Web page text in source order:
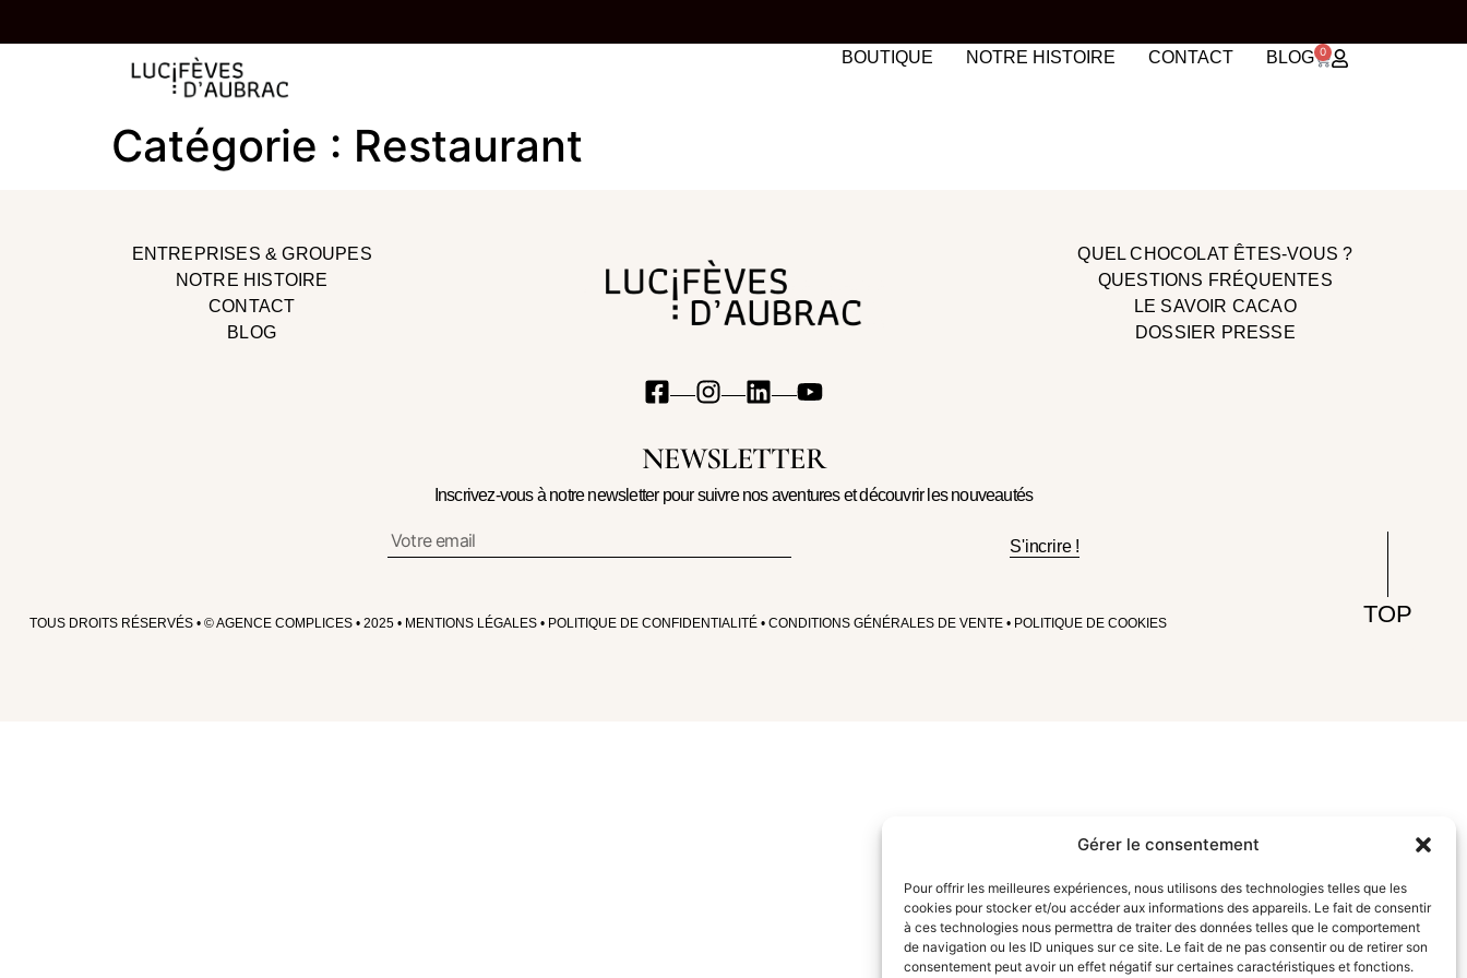
Gérer le consentement
Pour offrir les meilleures expériences, nous utilisons des technologies telles que les
cookies pour stocker et/ou accéder aux informations des appareils. Le fait de consentir
à ces technologies nous permettra de traiter des données telles que le comportement
de navigation ou les ID uniques sur ce site. Le fait de ne pas consentir ou de retirer son
consentement peut avoir un effet négatif sur certaines caractéristiques et fonctions.
TOP
BOUTIQUE NOTRE HISTOIRE CONTACT BLOG 0
Catégorie : Restaurant
ENTREPRISES & GROUPES
NOTRE HISTOIRE
CONTACT
BLOG
QUEL CHOCOLAT ÊTES-VOUS ?
QUESTIONS FRÉQUENTES
LE SAVOIR CACAO
DOSSIER PRESSE
NEWSLETTER
Inscrivez-vous à notre newsletter pour suivre nos aventures et découvrir les nouveautés
S'incrire !
TOUS DROITS RÉSERVÉS • ©AGENCE COMPLICES• 2025 • MENTIONS LÉGALES• POLITIQUE DE CONFIDENTIALITÉ• CONDITIONS GÉNÉRALES DE VENTE• POLITIQUE DE COOKIES